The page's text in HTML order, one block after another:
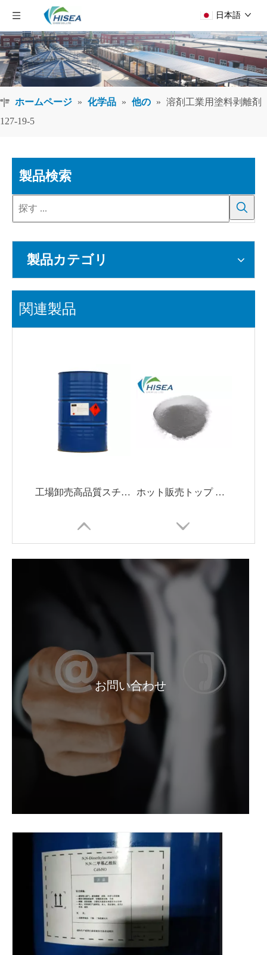
日本語
ホームページ » 化学品 » 他の » 溶剤工業用塗料剥離剤
127-19-5
製品検索
製品カテゴリ
関連製品
工場卸売高品質スチレン CAS No. 100-42-5 ホット販売トップ グレード トリメチロールプロパン Tmp 競争力のある価格 CAS No. 77-99-6
トランスペアレント スタブル ペイント リムーバー 127-19-5
工業用グレードの化合物合成アセトニトリル
お問い合わせ